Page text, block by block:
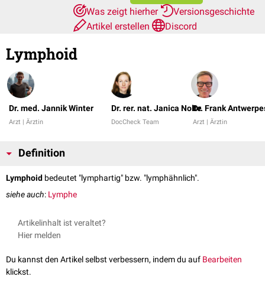
Was zeigt hierher
Versionsgeschichte
Artikel erstellen
Discord
Lymphoid
Dr. med. Jannik Winter
Arzt | Ärztin
Dr. rer. nat. Janica Nolte
DocCheck Team
Dr. Frank
Arzt | Ärztin
Definition
Lymphoid bedeutet "lymphartig" bzw. "lymphähnlich".
siehe auch: Lymphe
Artikelinhalt ist veraltet?
Hier melden
Du kannst den Artikel selbst verbessern, indem du auf Bearbeiten
klickst.